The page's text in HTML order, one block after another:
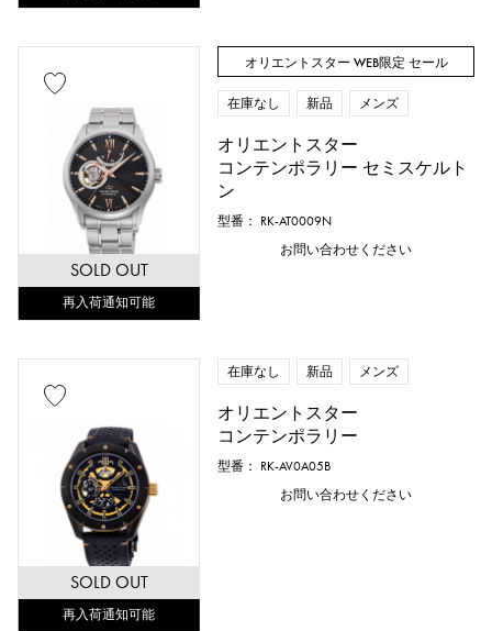
SOLD OUT
再入荷通知可能
オリエントスター WEB限定 セール
在庫なし 新品 メンズ
オリエントスター
コンテンポラリー セミスケルト
ン
型番： RK-AT0009N
お問い合わせください
SOLD OUT
再入荷通知可能
在庫なし 新品 メンズ
オリエントスター
コンテンポラリー
型番： RK-AV0A05B
お問い合わせください